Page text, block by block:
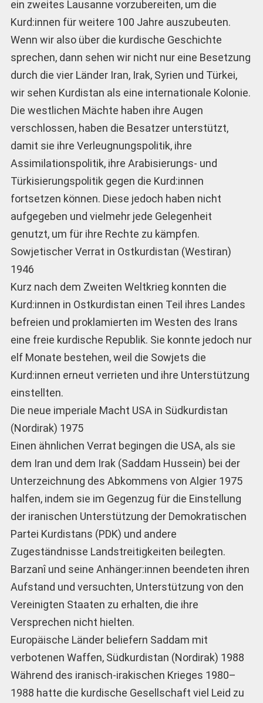
ein zweites Lausanne vorzubereiten, um die
Kurd:innen für weitere 100 Jahre auszubeuten.
Wenn wir also über die kurdische Geschichte
sprechen, dann sehen wir nicht nur eine Besetzung
durch die vier Länder Iran, Irak, Syrien und Türkei,
wir sehen Kurdistan als eine internationale Kolonie.
Die westlichen Mächte haben ihre Augen
verschlossen, haben die Besatzer unterstützt,
damit sie ihre Verleugnungspolitik, ihre
Assimilationspolitik, ihre Arabisierungs- und
Türkisierungspolitik gegen die Kurd:innen
fortsetzen können. Diese jedoch haben nicht
aufgegeben und vielmehr jede Gelegenheit
genutzt, um für ihre Rechte zu kämpfen.
Sowjetischer Verrat in Ostkurdistan (Westiran)
1946
Kurz nach dem Zweiten Weltkrieg konnten die
Kurd:innen in Ostkurdistan einen Teil ihres Landes
befreien und proklamierten im Westen des Irans
eine freie kurdische Republik. Sie konnte jedoch nur
elf Monate bestehen, weil die Sowjets die
Kurd:innen erneut verrieten und ihre Unterstützung
einstellten.
Die neue imperiale Macht USA in Südkurdistan
(Nordirak) 1975
Einen ähnlichen Verrat begingen die USA, als sie
dem Iran und dem Irak (Saddam Hussein) bei der
Unterzeichnung des Abkommens von Algier 1975
halfen, indem sie im Gegenzug für die Einstellung
der iranischen Unterstützung der Demokratischen
Partei Kurdistans (PDK) und andere
Zugeständnisse Landstreitigkeiten beilegten.
Barzanî und seine Anhänger:innen beendeten ihren
Aufstand und versuchten, Unterstützung von den
Vereinigten Staaten zu erhalten, die ihre
Versprechen nicht hielten.
Europäische Länder beliefern Saddam mit
verbotenen Waffen, Südkurdistan (Nordirak) 1988
Während des iranisch-irakischen Krieges 1980–
1988 hatte die kurdische Gesellschaft viel Leid zu